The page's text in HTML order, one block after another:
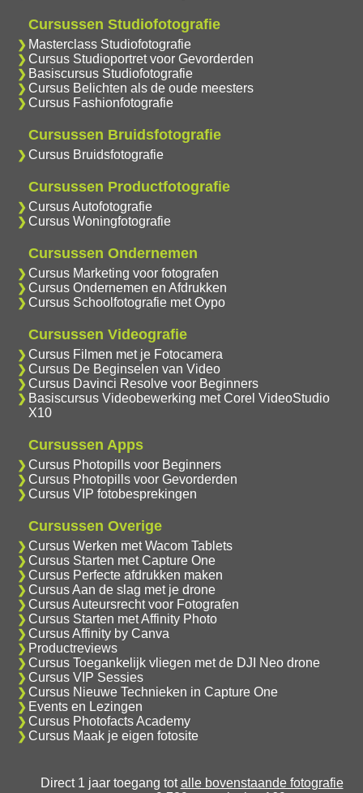
Cursussen Studiofotografie
Masterclass Studiofotografie
Cursus Studioportret voor Gevorderden
Basiscursus Studiofotografie
Cursus Belichten als de oude meesters
Cursus Fashionfotografie
Cursussen Bruidsfotografie
Cursus Bruidsfotografie
Cursussen Productfotografie
Cursus Autofotografie
Cursus Woningfotografie
Cursussen Ondernemen
Cursus Marketing voor fotografen
Cursus Ondernemen en Afdrukken
Cursus Schoolfotografie met Oypo
Cursussen Videografie
Cursus Filmen met je Fotocamera
Cursus De Beginselen van Video
Cursus Davinci Resolve voor Beginners
Basiscursus Videobewerking met Corel VideoStudio
X10
Cursussen Apps
Cursus Photopills voor Beginners
Cursus Photopills voor Gevorderden
Cursus VIP fotobesprekingen
Cursussen Overige
Cursus Werken met Wacom Tablets
Cursus Starten met Capture One
Cursus Perfecte afdrukken maken
Cursus Aan de slag met je drone
Cursus Auteursrecht voor Fotografen
Cursus Starten met Affinity Photo
Cursus Affinity by Canva
Productreviews
Cursus Toegankelijk vliegen met de DJI Neo drone
Cursus VIP Sessies
Cursus Nieuwe Technieken in Capture One
Events en Lezingen
Cursus Photofacts Academy
Cursus Maak je eigen fotosite
Direct 1 jaar toegang totalle bovenstaande fotografie